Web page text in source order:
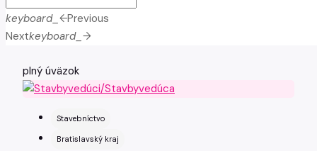
keyboard_arrow_leftPrevious
Nextkeyboard_arrow_right
plný úväzok
Stavebníctvo
Bratislavský kraj